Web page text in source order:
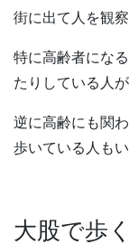
街に出て人を観
特に高齢者にな
たりしている人が
逆に高齢にも関
歩いている人もい
大股で歩く